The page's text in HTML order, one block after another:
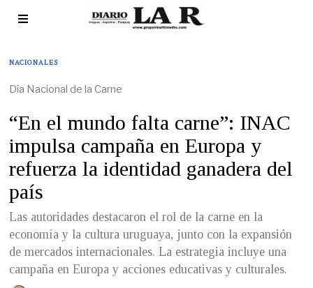
NACIONALES
Día Nacional de la Carne
“En el mundo falta carne”: INAC
impulsa campaña en Europa y
refuerza la identidad ganadera del
país
Las autoridades destacaron el rol de la carne en la
economía y la cultura uruguaya, junto con la expansión
de mercados internacionales. La estrategia incluye una
campaña en Europa y acciones educativas y culturales.